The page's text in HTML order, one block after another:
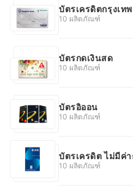
บัตรเครดิตกรุงเทพ
10 ผลิตภัณฑ์
บัตรกดเงินสด
10 ผลิตภัณฑ์
บัตรอิออน
10 ผลิตภัณฑ์
บัตรเครดิต ไม่มีค่
10 ผลิตภัณฑ์